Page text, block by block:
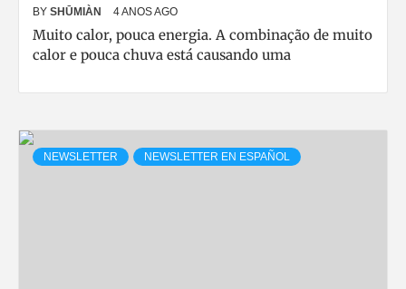
BY SHŪMIÀN 4 ANOS AGO
Muito calor, pouca energia. A combinação de muito
calor e pouca chuva está causando uma
NEWSLETTER NEWSLETTER EN ESPAÑOL